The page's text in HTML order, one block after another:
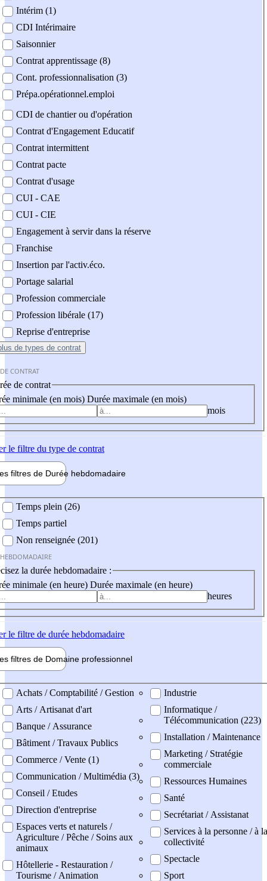
Intérim (1)
CDI Intérimaire
Saisonnier
Contrat apprentissage (8)
Cont. professionnalisation (3)
Prépa.opérationnel.emploi
CDI de chantier ou d'opération
Contrat d'Engagement Educatif
Contrat intermittent
Contrat pacte
Contrat d'usage
CUI - CAE
CUI - CIE
Engagement à servir dans la réserve
Franchise
Insertion par l'activ.éco.
Portage salarial
Profession commerciale
Profession libérale (17)
Reprise d'entreprise
de types de contrat
CONTRAT
de contrat
minimale (en mois) Durée maximale (en mois)
mois
le filtre du type de contrat
filtres de Durée hebdomadaire
Temps plein (26)
Temps partiel
Non renseignée (201)
la durée hebdomadaire :
minimale (en heure) Durée maximale (en heure)
heures
le filtre de durée hebdomadaire
filtres de Domaine professionnel
professionel
Achats / Comptabilité / Gestion
Arts / Artisanat d'art
Banque / Assurance
Bâtiment / Travaux Publics
Commerce / Vente (1)
Communication / Multimédia (3)
Conseil / Etudes
Direction d'entreprise
Espaces verts et naturels /
Agriculture / Pêche / Soins aux
animaux
Hôtellerie - Restauration /
Tourisme / Animation
Industrie
Informatique /
Télécommunication (223)
Installation / Maintenance
Marketing / Stratégie
commerciale
Ressources Humaines
Santé
Secrétariat / Assistanat
Services à la personne / à la
collectivité
Spectacle
Sport